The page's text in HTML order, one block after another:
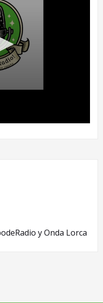
y Onda Lorca